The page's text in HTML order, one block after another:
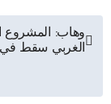
تصفّح
وهاب: المشروع
الغربي سقط في